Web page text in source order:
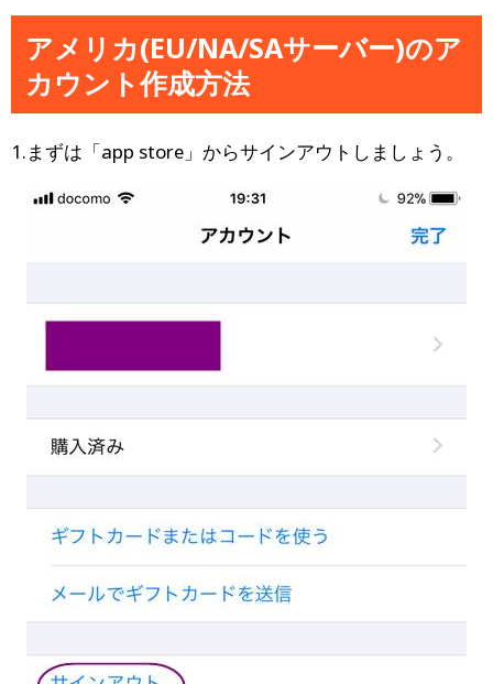
アメリカ(EU/NA/SAサーバー)のア
カウント作成方法
1.まずは「app store」からサインアウトしましょう。